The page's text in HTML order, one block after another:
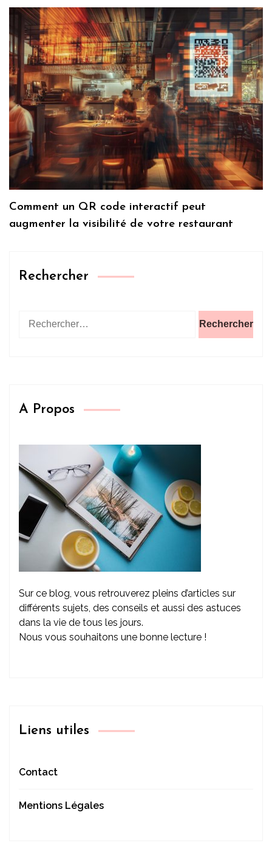
Comment un QR code interactif peut
augmenter la visibilité de votre restaurant
Rechercher
A Propos
Sur ce blog, vous retrouverez pleins d’articles sur
différents sujets, des conseils et aussi des astuces
dans la vie de tous les jours.
Nous vous souhaitons une bonne lecture !
Liens utiles
Contact
Mentions Légales